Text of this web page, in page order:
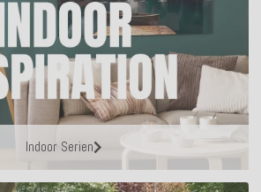
Indoor Serien